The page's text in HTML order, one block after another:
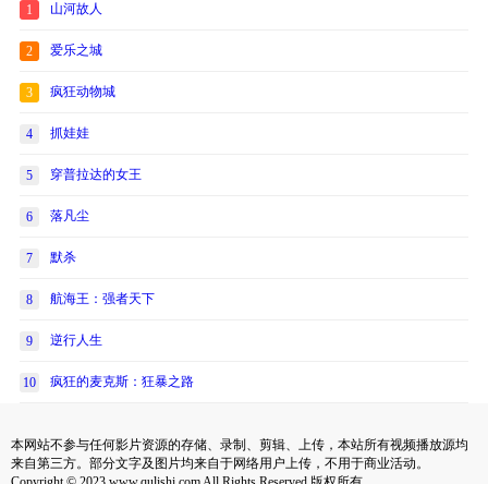
1 山河故人
2 爱乐之城
3 疯狂动物城
4 抓娃娃
5 穿普拉达的女王
6 落凡尘
7 默杀
8 航海王：强者天下
9 逆行人生
10 疯狂的麦克斯：狂暴之路
本网站不参与任何影片资源的存储、录制、剪辑、上传，本站所有视频播放源均
来自第三方。部分文字及图片均来自于网络用户上传，不用于商业活动。